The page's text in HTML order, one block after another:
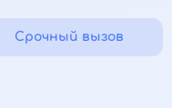
Срочный вызов